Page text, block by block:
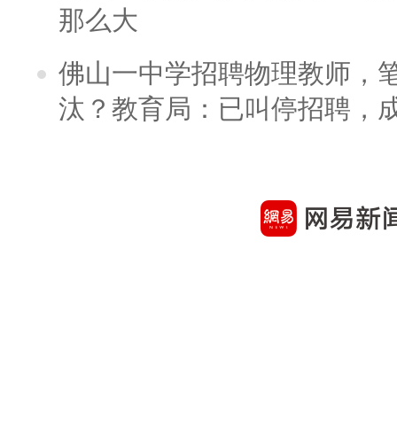
那么大
佛山一中学招聘物理教师，
汰？教育局：已叫停招聘，